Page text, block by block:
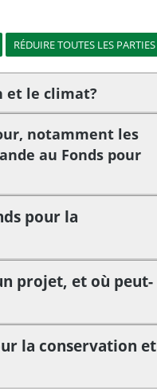
et le climat?
notamment les
au Fonds pour
pour la
projet, et où peut-
la conservation et